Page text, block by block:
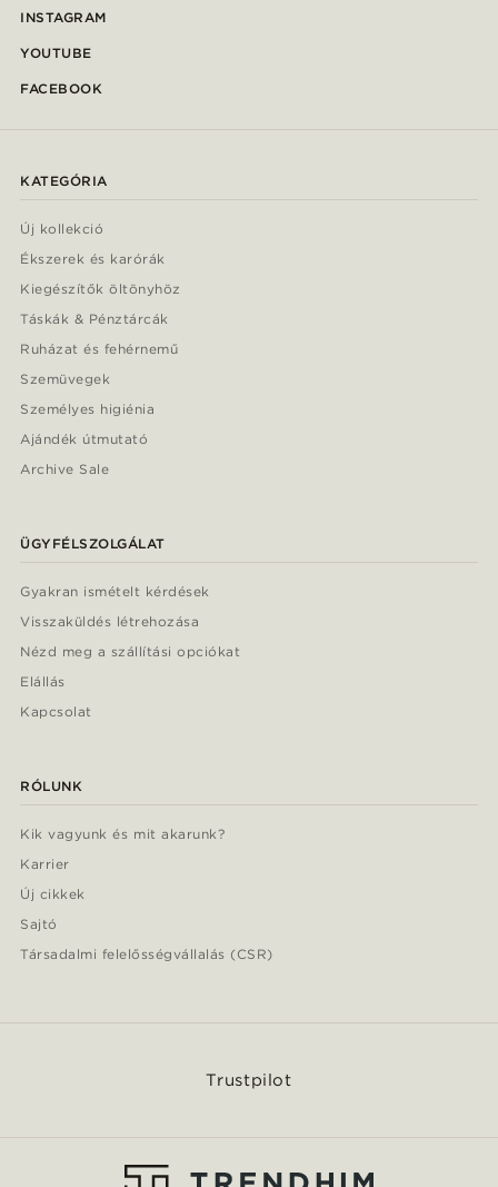
INSTAGRAM
YOUTUBE
FACEBOOK
KATEGÓRIA
Új kollekció
Ékszerek és karórák
Kiegészítők öltönyhöz
Táskák & Pénztárcák
Ruházat és fehérnemű
Szemüvegek
Személyes higiénia
Ajándék útmutató
Archive Sale
ÜGYFÉLSZOLGÁLAT
Gyakran ismételt kérdések
Visszaküldés létrehozása
Nézd meg a szállítási opciókat
Elállás
Kapcsolat
RÓLUNK
Kik vagyunk és mit akarunk?
Karrier
Új cikkek
Sajtó
Társadalmi felelősségvállalás (CSR)
Trustpilot